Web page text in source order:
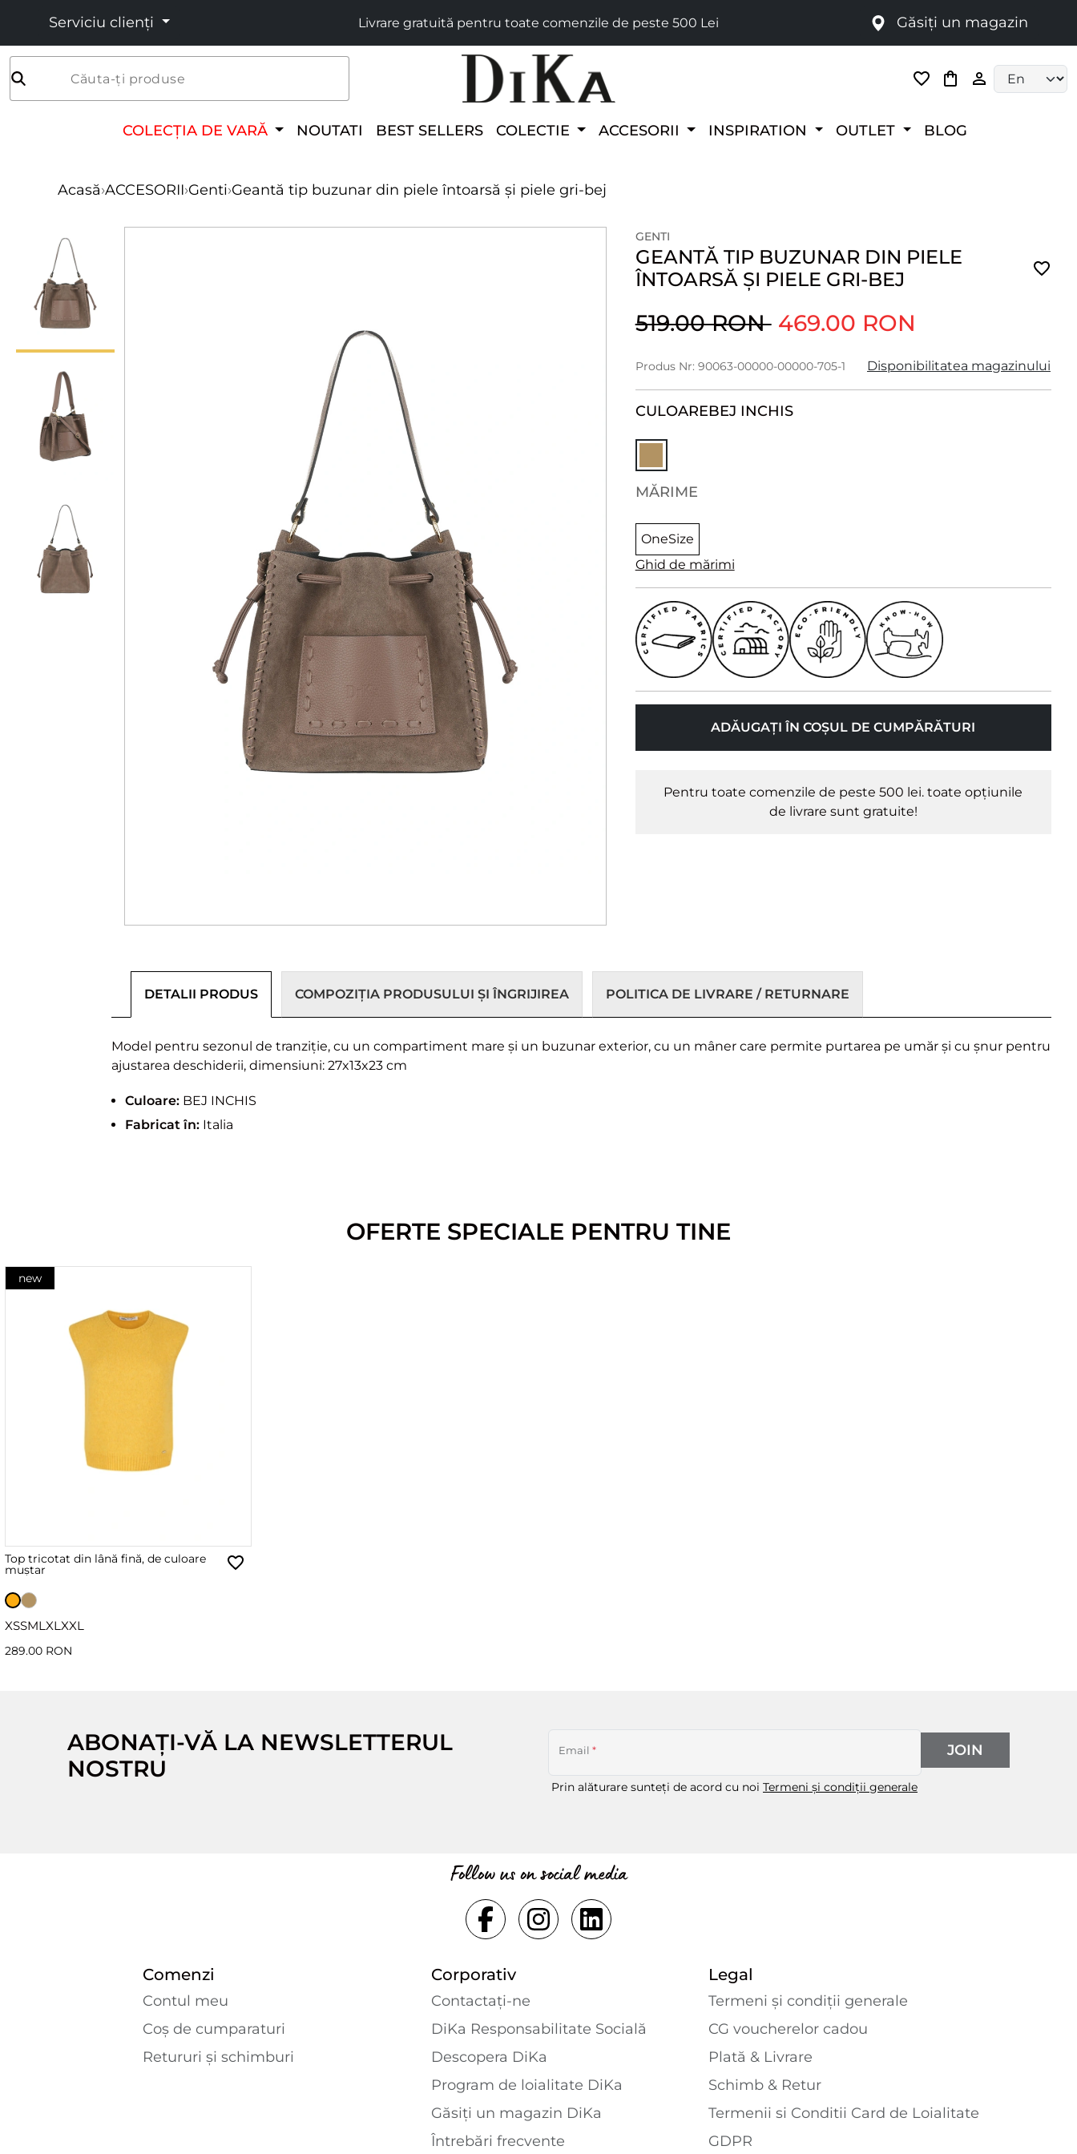
Serviciu clienți Livrare gratuită pentru toate comenzile de peste 500 Lei Găsiți un magazin
Căuta-ți produse
COLECȚIA DE VARĂ NOUTATI BEST SELLERS COLECTIE ACCESORII INSPIRATION OUTLET BLOG
Acasă›ACCESORII›Genti›Geantă tip buzunar din piele întoarsă și piele gri-bej
GENTI
GEANTĂ TIP BUZUNAR DIN PIELE
ÎNTOARSĂ ȘI PIELE GRI-BEJ
519.00 RON 469.00 RON
Produs Nr: 90063-00000-00000-705-1 Disponibilitatea magazinului
CULOAREBEJ INCHIS
MĂRIME
OneSize
Ghid de mărimi
ADĂUGAȚI ÎN COȘUL DE CUMPĂRĂTURI
Pentru toate comenzile de peste 500 lei. toate opțiunile
de livrare sunt gratuite!
DETALII PRODUS COMPOZIȚIA PRODUSULUI ȘI ÎNGRIJIREA POLITICA DE LIVRARE / RETURNARE
Model pentru sezonul de tranziție, cu un compartiment mare și un buzunar exterior, cu un mâner care permite purtarea pe umăr și cu șnur pentru
ajustarea deschiderii, dimensiuni: 27x13x23 cm
Culoare: BEJ INCHIS
Fabricat în: Italia
OFERTE SPECIALE PENTRU TINE
new
Top tricotat din lână fină, de culoare
muștar
XSSML XL XXL
289.00 RON
ABONAȚI-VĂ LA NEWSLETTERUL
NOSTRU
Email *
Prin alăturare sunteți de acord cu noi Termeni și condiții generale
JOIN
Follow us on social media
Comenzi
Contul meu
Coș de cumparaturi
Retururi și schimburi
Corporativ
Contactaţi-ne
DiKa Responsabilitate Socială
Descopera DiKa
Program de loialitate DiKa
Găsiți un magazin DiKa
Întrebări frecvente
Legal
Termeni și condiții generale
CG voucherelor cadou
Plată & Livrare
Schimb & Retur
Termenii si Conditii Card de Loialitate
GDPR